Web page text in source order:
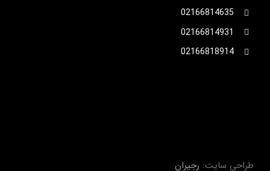
02166814635
02166814931
02166818914
طراحی سایت: رجیران